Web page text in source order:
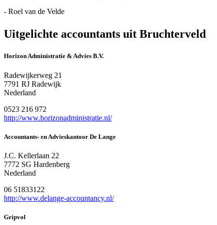
- Roel van de Velde
Uitgelichte accountants uit Bruchterveld
Horizon Administratie & Advies B.V.
Radewijkerweg 21
7791 RJ Radewijk
Nederland
0523 216 972
http://www.horizonadministratie.nl/
Accountants- en Advieskantoor De Lange
J.C. Kellerlaan 22
7772 SG Hardenberg
Nederland
06 51833122
http://www.delange-accountancy.nl/
Gripvol